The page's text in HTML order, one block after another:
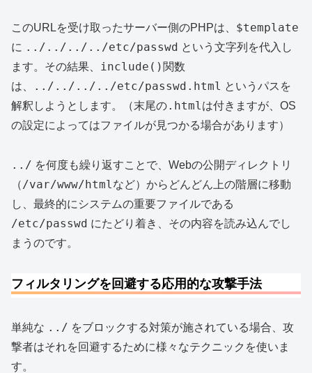
このURLを受け取ったサーバー側のPHPは、 $template
に ../../../../etc/passwd という文字列を代入し
ます。その結果、 include() 関数
は、
../../../../etc/passwd.html というパスを
解釈しようとします。（末尾の.htmlは付きますが、OS
の設定によってはファイルが見つかる場合があります）
../ を何度も繰り返すことで、Webの公開ディレクトリ
（/var/www/htmlなど）からどんどん上の階層に移動
し、最終的にシステムの重要ファイルである
/etc/passwd にたどり着き、その内容を読み込んでし
まうのです。
フィルタリングを回避する応用的な攻撃手法
単純な ../ をブロックする対策が施されている場合、攻
撃者はそれを回避するために様々なテクニックを使いま
す。